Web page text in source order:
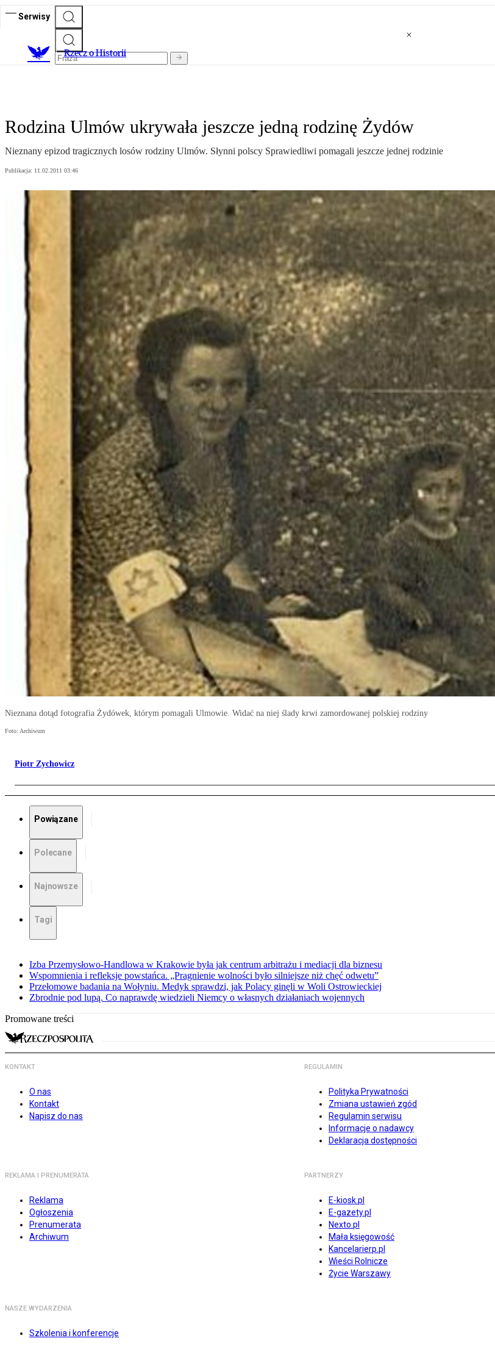
Serwisy
Rzecz o Historii
Rodzina Ulmów ukrywała jeszcze jedną rodzinę Żydów
Nieznany epizod tragicznych losów rodziny Ulmów. Słynni polscy Sprawiedliwi pomagali jeszcze jednej rodzinie
Publikacja: 11.02.2011 03:46
Nieznana dotąd fotografia Żydówek, którym pomagali Ulmowie. Widać na niej ślady krwi zamordowanej polskiej rodziny
Foto: Archiwum
Piotr Zychowicz
Powiązane
Polecane
Najnowsze
Tagi
Izba Przemysłowo-Handlowa w Krakowie była jak centrum arbitrażu i mediacji dla biznesu
Wspomnienia i refleksje powstańca. „Pragnienie wolności było silniejsze niż chęć odwetu”
Przełomowe badania na Wołyniu. Medyk sprawdzi, jak Polacy ginęli w Woli Ostrowieckiej
Zbrodnie pod lupą. Co naprawdę wiedzieli Niemcy o własnych działaniach wojennych
Promowane treści
KONTAKT
O nas
Kontakt
Napisz do nas
REGULAMIN
Polityka Prywatności
Zmiana ustawień zgód
Regulamin serwisu
Informacje o nadawcy
Deklaracja dostępności
REKLAMA I PRENUMERATA
Reklama
Ogłoszenia
Prenumerata
Archiwum
PARTNERZY
E-kiosk.pl
E-gazety.pl
Nexto.pl
Mała księgowość
Kancelarierp.pl
Wieści Rolnicze
Życie Warszawy
NASZE WYDARZENIA
Szkolenia i konferencje